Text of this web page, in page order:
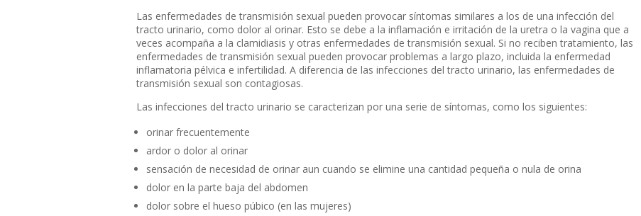
Las enfermedades de transmisión sexual pueden provocar síntomas similares a los de una infección del
tracto urinario, como dolor al orinar. Esto se debe a la inflamación e irritación de la uretra o la vagina que a
veces acompaña a la clamidiasis y otras enfermedades de transmisión sexual. Si no reciben tratamiento, las
enfermedades de transmisión sexual pueden provocar problemas a largo plazo, incluida la enfermedad
inflamatoria pélvica e infertilidad. A diferencia de las infecciones del tracto urinario, las enfermedades de
transmisión sexual son contagiosas.
Las infecciones del tracto urinario se caracterizan por una serie de síntomas, como los siguientes:
orinar frecuentemente
ardor o dolor al orinar
sensación de necesidad de orinar aun cuando se elimine una cantidad pequeña o nula de orina
dolor en la parte baja del abdomen
dolor sobre el hueso púbico (en las mujeres)